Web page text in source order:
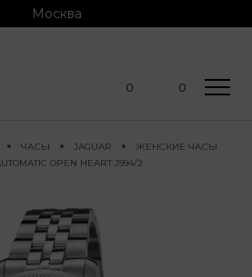
Москва
0 0
ЧАСЫ JAGUAR
ЖЕНСКИЕ ЧАСЫ
OPEN HEART J994/2